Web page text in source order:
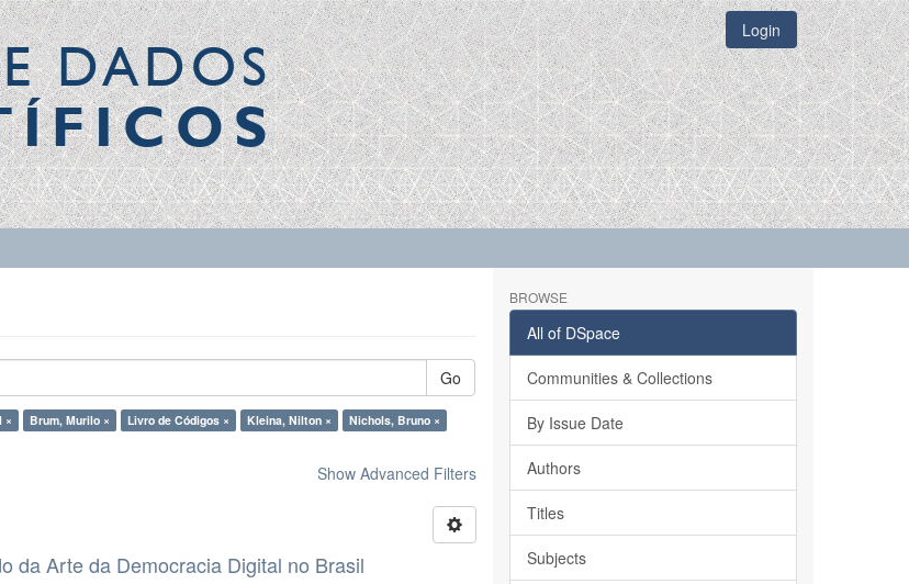
DADOS Login
Go
× Brum, Murilo × Livro de Códigos × Kleina, Nilton ×
Nichols, Bruno ×
Show Advanced Filters
da Arte da Democracia Digital no Brasil
BROWSE
All of DSpace
Communities & Collections
By Issue Date
Authors
Titles
Subjects